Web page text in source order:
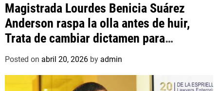
Magistrada Lourdes Benicia Suárez
Anderson raspa la olla antes de huir,
Trata de cambiar dictamen para
favorecer a mafioso que René Díaz
Toledo, expropietario de «Superautos
Las Mercedes»
Posted on abril 20, 2026 by admin